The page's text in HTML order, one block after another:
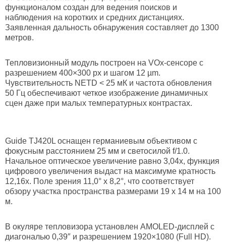
функционалом создан для ведения поисков и
наблюдения на коротких и средних дистанциях.
Заявленная дальность обнаружения составляет до 1300
метров.
Тепловизионный модуль построен на VOx-сенсоре с
разрешением 400×300 px и шагом 12 µm.
Чувствительность NETD < 25 мК и частота обновления
50 Гц обеспечивают четкое изображение динамичных
сцен даже при малых температурных контрастах.
Guide TJ420L оснащен германиевым объективом с
фокусным расстоянием 25 мм и светосилой f/1.0.
Начальное оптическое увеличение равно 3,04x, функция
цифрового увеличения выдаст на максимуме кратность
12,16x. Поле зрения 11,0° х 8,2°, что соответствует
обзору участка пространства размерами 19 х 14 м на 100
м.
В окуляре тепловизора установлен AMOLED-дисплей с
диагональю 0,39″ и разрешением 1920×1080 (Full HD).